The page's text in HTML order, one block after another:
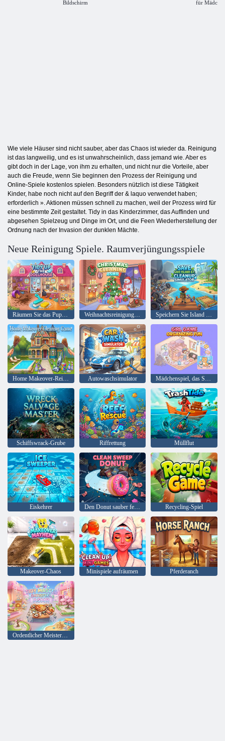
Bildschirm für
Wie viele Häuser sind nicht sauber, aber das Chaos ist wieder da. Reinigung
ist das langweilig, und es ist unwahrscheinlich, dass jemand wie. Aber es
gibt doch in der Lage, von ihm zu erhalten, und nicht nur die Vorteile, aber
auch die Freude, wenn Sie beginnen den Prozess der Reinigung und
Online-Spiele kostenlos spielen. Besonders nützlich ist diese Tätigkeit
Kinder, habe noch nicht auf den Begriff der & laquo verwendet haben;
erforderlich ». Aktionen müssen schnell zu machen, weil der Prozess wird für
eine bestimmte Zeit gestaltet. Tidy in das Kinderzimmer, das Auffinden und
abgesehen Spielzeug und Dinge im Ort, und die Feen Wiederherstellung der
Ordnung nach der Invasion der dunklen Mächte.
Neue Reinigung Spiele. Raumverjüngungsspiele
Weihnachtsreinigung ASMR
Home Makeover-Reinigungsspiel Autowaschsimulator Mädchenspiel, das Spaß organisiert
Schiffswrack-Grube Riffrettung Müllflut
Eiskehrer Den Donut sauber fegen Recycling-Spiel
Makeover-Chaos Minispiele aufräumen Pferderanch
Ordentlicher Meister – Satisfeel ASMR